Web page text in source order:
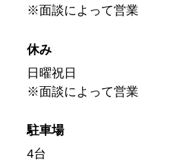
※面談によって営業
休み
日曜祝日
※面談によって営業
駐車場
4台